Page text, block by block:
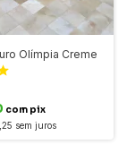
Olímpia Creme
com pix
sem juros